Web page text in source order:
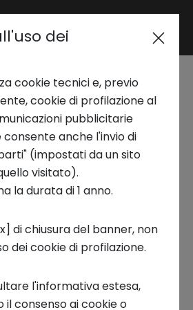
Area riservata
Coffee |
e
nella
alle
del
dei
cookie tecnici e, previo
cookie di profilazione al
pubblicitarie
anche l'invio di
(impostati da un sito
visitato).
la durata di 1 anno.
di chiusura del banner, non
dei cookie di profilazione.
l'informativa estesa,
consenso ai cookie o